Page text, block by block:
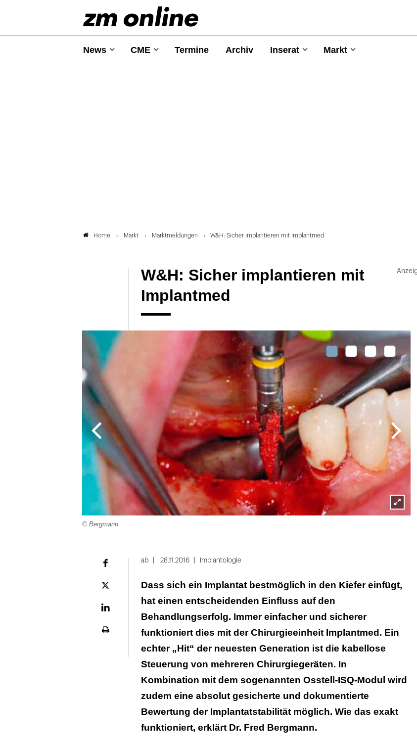
News CME Termine Archiv Inserat Markt
Home Markt Marktmeldungen W&H: Sicher implantieren mit Implantmed
W&H: Sicher implantieren mit
Implantmed
Lightbox
© Bergmann
Plattform
ab 28.11.2016 Implantologie
Dass sich ein Implantat bestmöglich in den Kiefer einfügt,
hat einen entscheidenden Einfluss auf den
Behandlungserfolg. Immer einfacher und sicherer
funktioniert dies mit der Chirurgieeinheit Implantmed. Ein
echter „Hit“ der neuesten Generation ist die kabellose
Steuerung von mehreren Chirurgiegeräten. In
Kombination mit dem sogenannten Osstell-ISQ-Modul wird
zudem eine absolut gesicherte und dokumentierte
Bewertung der Implantatstabilität möglich. Wie das exakt
funktioniert, erklärt Dr. Fred Bergmann.